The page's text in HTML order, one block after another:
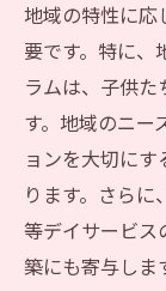
効果
保護
家庭とコ
略
保護
家庭
オン
地域の特性に
要です。特に
ラムは、子供
す。地域のニー
ョンを大切に
ります。さら
等デイサービス
築にも寄与しま